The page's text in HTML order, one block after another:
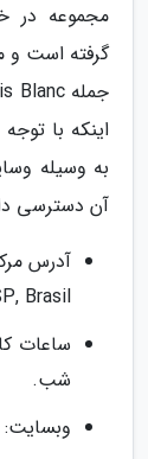
گرفته است و
اینکه با
به وسیله
آن دسترسی
Brasil
شب.
وبسایت: iguatemisp.com.br